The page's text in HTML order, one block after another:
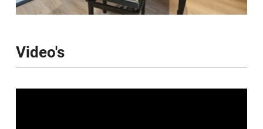
Video's